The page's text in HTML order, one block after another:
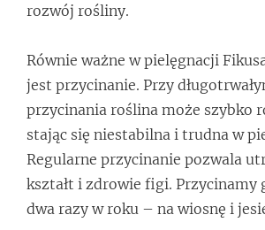
rozwój rośliny.
Równie ważne w pielęgnacji
jest przycinanie. Przy
przycinania roślina może szybko
stając się niestabilna i trudna w
Regularne przycinanie pozwala
kształt i zdrowie figi. Przycinamy
dwa razy w roku – na wiosnę i